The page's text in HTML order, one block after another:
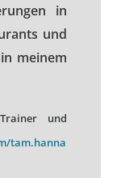
in
und
meinem
und
tam.hanna